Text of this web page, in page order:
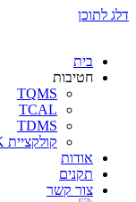
דלג לתוכן
בית
חטיבות
TQMS
TCAL
TDMS
קולקציית SHIK
אודות
תקנים
צור קשר